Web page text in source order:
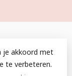
Lightspeed-
je akkoord met
te verbeteren.